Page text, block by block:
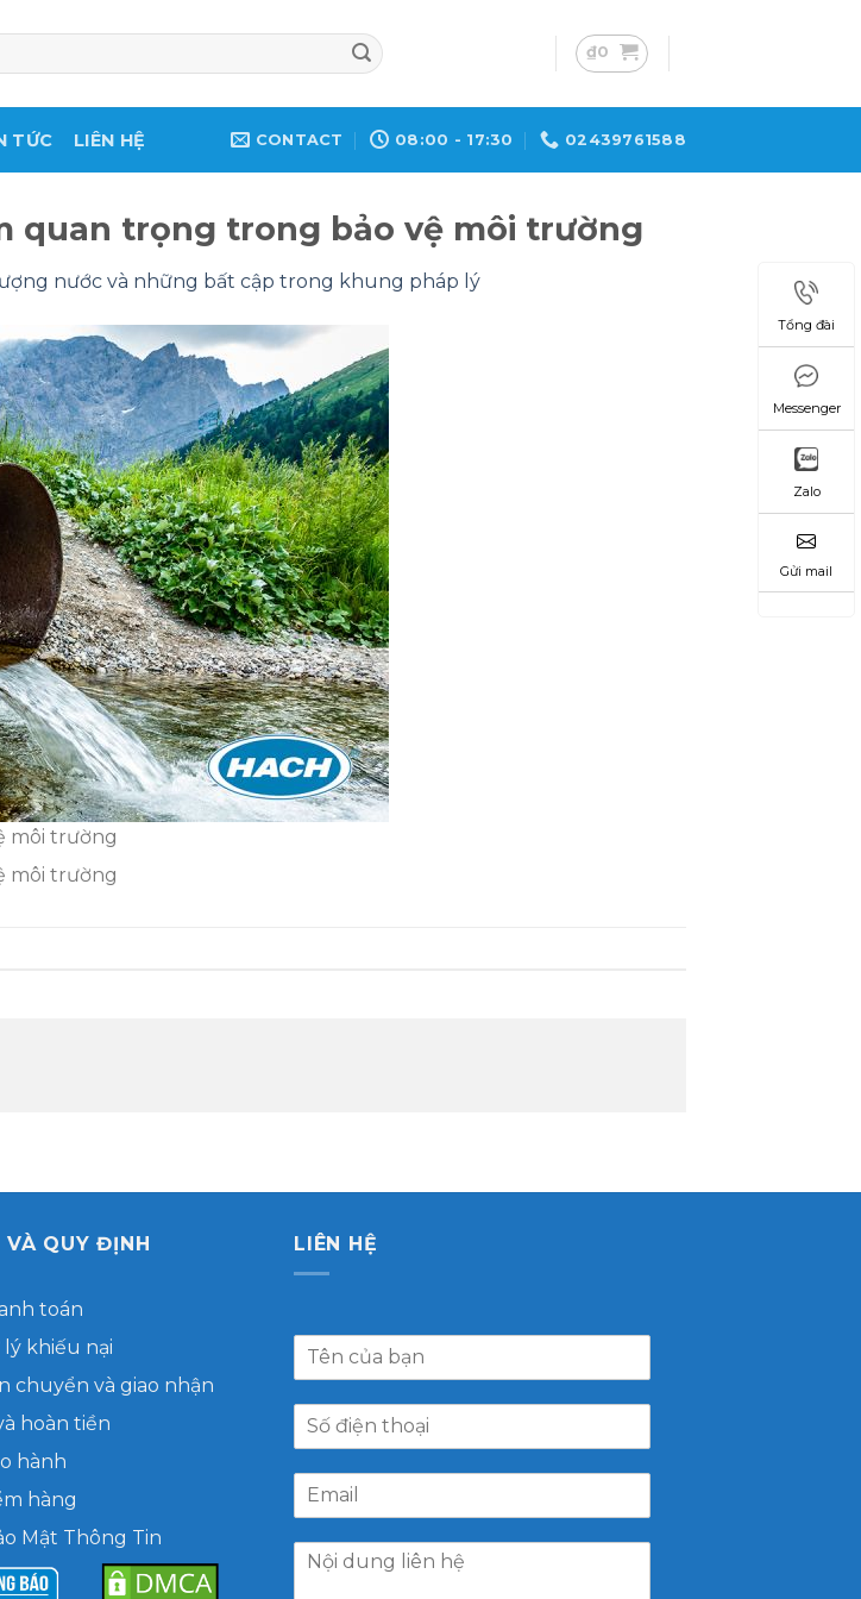
₫0
TỨC LIÊN HỆ CONTACT 08:00 - 17:30 02439761588
quan trọng trong bảo vệ môi trường
nước và những bất cập trong khung pháp lý
môi trường
môi trường
VÀ QUY ĐỊNH
toán
khiếu nại
chuyển và giao nhận
hoàn tiền
hành
hàng
Mật Thông Tin
LIÊN HỆ
Tổng đài
Messenger
Zalo
Gửi mail